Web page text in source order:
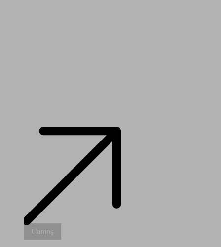
Basketball
Camps
Camps